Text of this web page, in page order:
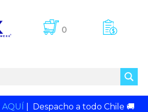
0
AQUÍ Despacho a todo Chile 🚚